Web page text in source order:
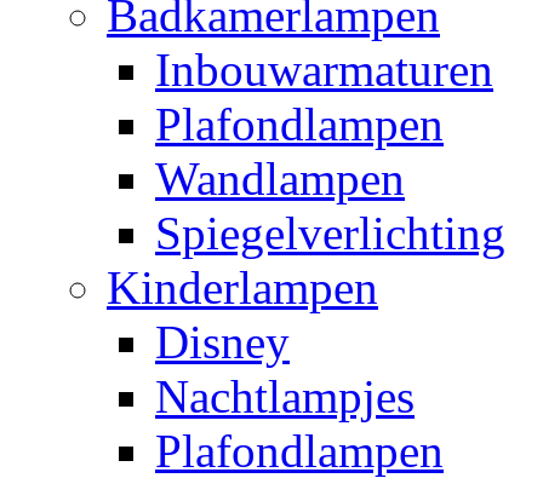
Badkamerlampen
Inbouwarmaturen
Plafondlampen
Wandlampen
Spiegelverlichting
Kinderlampen
Disney
Nachtlampjes
Plafondlampen